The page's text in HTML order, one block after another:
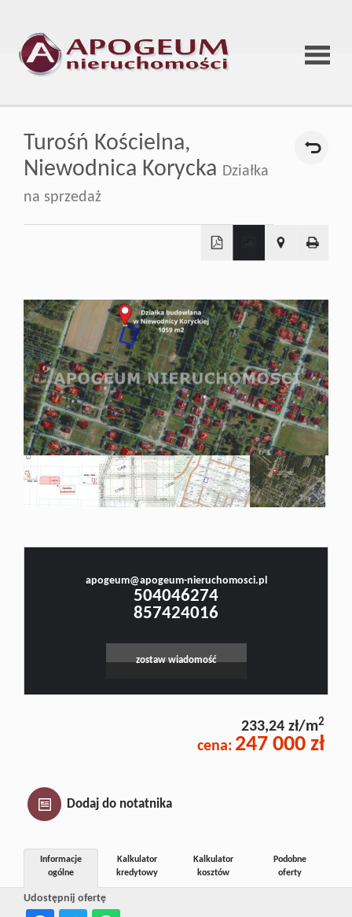
Strona
Oferta
Rynek
Zasady
Turośń Kościelna,
Niewodnica Korycka Działka
na sprzedaż
−
Leaflet|©OpenStreetMap
apogeum@apogeum-nieruchomosci.pl
504046274
857424016
zostaw wiadomość
233,24 zł/m2
cena: 247 000 zł
Dodaj do notatnika
Udostępnij ofertę
Informacje
ogólne
Kalkulator
kredytowy
Kalkulator
kosztów
Podobne
oferty